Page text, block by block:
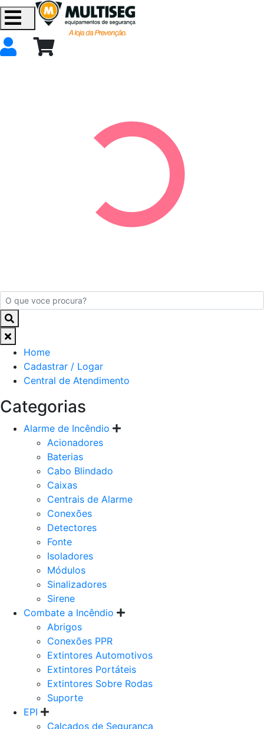
Home
Cadastrar / Logar
Central de Atendimento
Categorias
Alarme de Incêndio
Acionadores
Baterias
Cabo Blindado
Caixas
Centrais de Alarme
Conexões
Detectores
Fonte
Isoladores
Módulos
Sinalizadores
Sirene
Combate a Incêndio
Abrigos
Conexões PPR
Extintores Automotivos
Extintores Portáteis
Extintores Sobre Rodas
Suporte
EPI
Calçados de Segurança